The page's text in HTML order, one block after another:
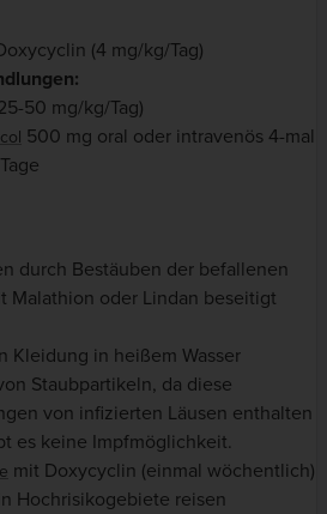
(4 mg/kg/Tag)
50 mg/kg/Tag)
500 mg oral oder intravenös 4-mal
durch Bestäuben der befallenen
Malathion oder Lindan beseitigt
Kleidung in heißem Wasser
Staubpartikeln, da diese
von infizierten Läusen enthalten
es keine Impfmöglichkeit.
mit Doxycyclin (einmal wöchentlich)
Hochrisikogebiete reisen